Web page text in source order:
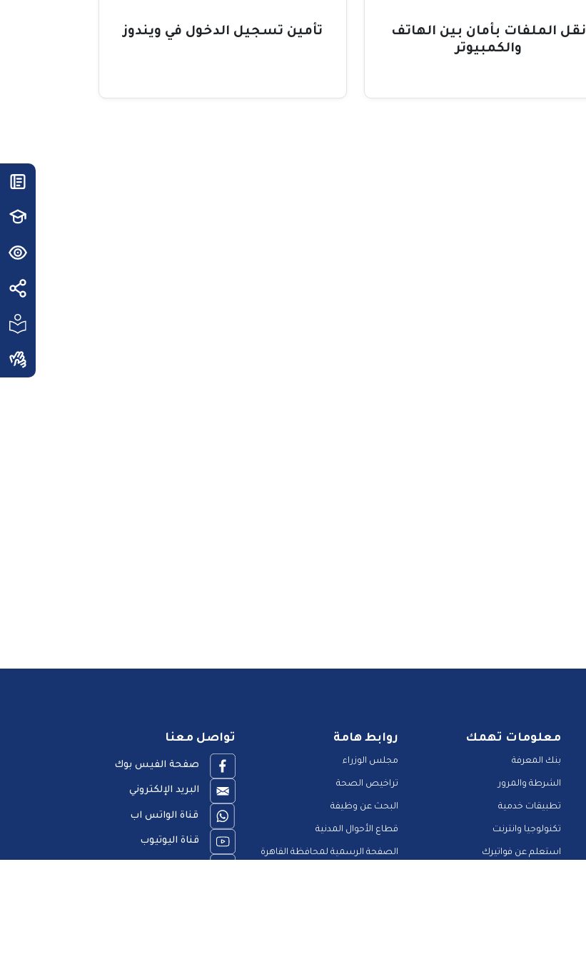
نقل الملفات بأمان بين الهاتف
والكمبيوتر
تأمين تسجيل الدخول في ويندوز
معلومات تهمك
بنك المعرفة
الشرطة والمرور
تطبيقات خدمية
تكنولوجيا وانترنت
استعلم عن فواتيرك
روابط هامة
مجلس الوزراء
تراخيص الصحة
البحث عن وظيفة
قطاع الأحوال المدنية
الصفحة الرسمية لمحافظة القاهرة
تواصل معنا
صفحة الفيس بوك
البريد الإلكتروني
قناة الواتس اب
قناة اليوتيوب